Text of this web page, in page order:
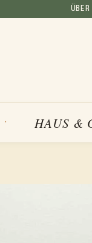
ÜBER
HAUS &